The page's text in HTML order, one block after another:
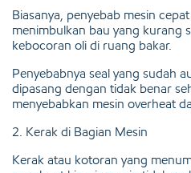
Biasanya, penyebab mesin
menimbulkan bau yang kurang
kebocoran oli di ruang bakar.
Penyebabnya seal yang sudah
dipasang dengan tidak benar
menyebabkan mesin overheat
2. Kerak di Bagian Mesin
Kerak atau kotoran yang